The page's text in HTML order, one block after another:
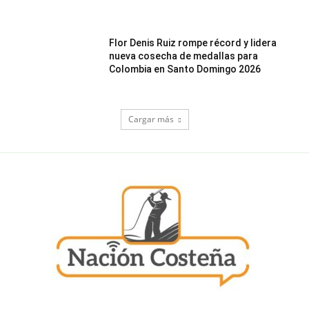
Flor Denis Ruiz rompe récord y lidera
nueva cosecha de medallas para
Colombia en Santo Domingo 2026
Cargar más